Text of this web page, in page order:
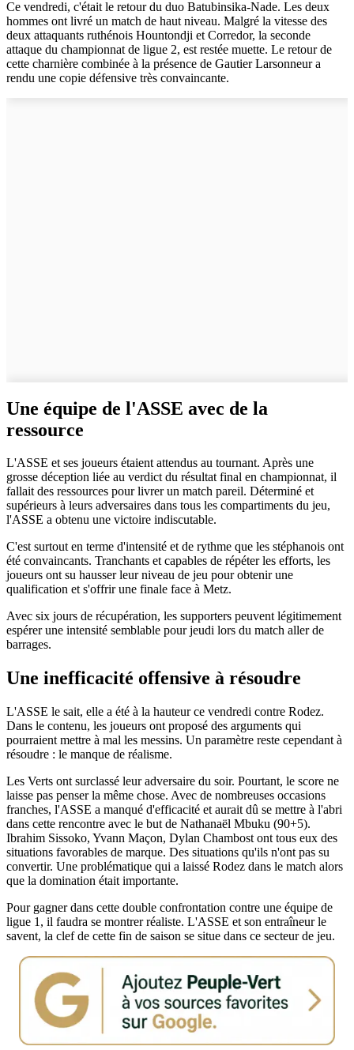
Ce vendredi, c'était le retour du duo Batubinsika-Nade. Les deux
hommes ont livré un match de haut niveau. Malgré la vitesse des
deux attaquants ruthénois Hountondji et Corredor, la seconde
attaque du championnat de ligue 2, est restée muette. Le retour de
cette charnière combinée à la présence de Gautier Larsonneur a
rendu une copie défensive très convaincante.
Une équipe de l'ASSE avec de la
ressource
L'ASSE et ses joueurs étaient attendus au tournant. Après une
grosse déception liée au verdict du résultat final en championnat, il
fallait des ressources pour livrer un match pareil. Déterminé et
supérieurs à leurs adversaires dans tous les compartiments du jeu,
l'ASSE a obtenu une victoire indiscutable.
C'est surtout en terme d'intensité et de rythme que les stéphanois ont
été convaincants. Tranchants et capables de répéter les efforts, les
joueurs ont su hausser leur niveau de jeu pour obtenir une
qualification et s'offrir une finale face à Metz.
Avec six jours de récupération, les supporters peuvent légitimement
espérer une intensité semblable pour jeudi lors du match aller de
barrages.
Une inefficacité offensive à résoudre
L'ASSE le sait, elle a été à la hauteur ce vendredi contre Rodez.
Dans le contenu, les joueurs ont proposé des arguments qui
pourraient mettre à mal les messins. Un paramètre reste cependant à
résoudre : le manque de réalisme.
Les Verts ont surclassé leur adversaire du soir. Pourtant, le score ne
laisse pas penser la même chose. Avec de nombreuses occasions
franches, l'ASSE a manqué d'efficacité et aurait dû se mettre à l'abri
dans cette rencontre avec le but de Nathanaël Mbuku (90+5).
Ibrahim Sissoko, Yvann Maçon, Dylan Chambost ont tous eux des
situations favorables de marque. Des situations qu'ils n'ont pas su
convertir. Une problématique qui a laissé Rodez dans le match alors
que la domination était importante.
Pour gagner dans cette double confrontation contre une équipe de
ligue 1, il faudra se montrer réaliste. L'ASSE et son entraîneur le
savent, la clef de cette fin de saison se situe dans ce secteur de jeu.